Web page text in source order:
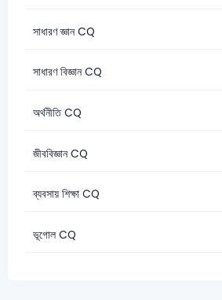
সাধারণ জ্ঞান CQ
সাধারণ বিজ্ঞান CQ
অর্থনীতি CQ
জীববিজ্ঞান CQ
ব্যবসায় শিক্ষা CQ
ভূগোল CQ